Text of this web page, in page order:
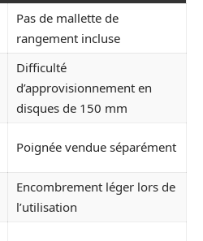
Pas de mallette de
rangement incluse
Difficulté
d’approvisionnement en
disques de 150 mm
Poignée vendue séparément
Encombrement léger lors de
l’utilisation